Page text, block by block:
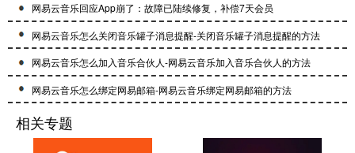
网易云音乐回应App崩了：故障已陆续修复，补偿7天会员
网易云音乐怎么关闭音乐罐子消息提醒-关闭音乐罐子消息提醒的方法
网易云音乐怎么加入音乐合伙人-网易云音乐加入音乐合伙人的方法
网易云音乐怎么绑定网易邮箱-网易云音乐绑定网易邮箱的方法
相关专题